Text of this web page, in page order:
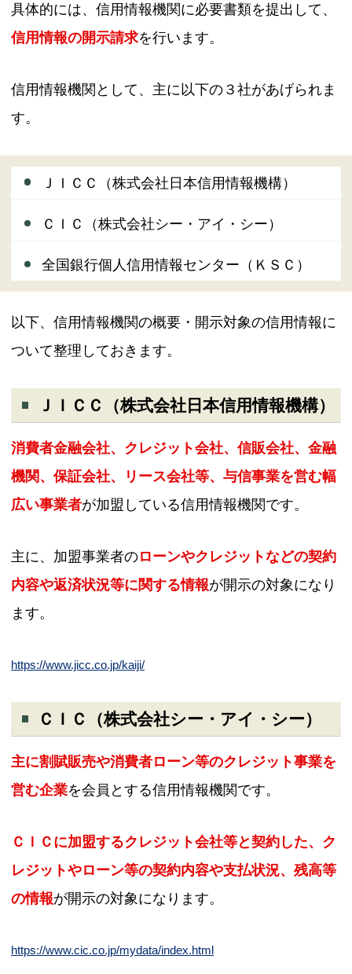
具体的には、信用情報機関に必要書類を提出して、
信用情報の開示請求を行います。
信用情報機関として、主に以下の３社があげられま
す。
ＪＩＣＣ（株式会社日本信用情報機構）
ＣＩＣ（株式会社シー・アイ・シー）
全国銀行個人信用情報センター（ＫＳＣ）
以下、信用情報機関の概要・開示対象の信用情報に
ついて整理しておきます。
ＪＩＣＣ（株式会社日本信用情報機構）
消費者金融会社、クレジット会社、信販会社、金融
機関、保証会社、リース会社等、与信事業を営む幅
広い事業者が加盟している信用情報機関です。
主に、加盟事業者のローンやクレジットなどの契約
内容や返済状況等に関する情報が開示の対象になり
ます。
https://www.jicc.co.jp/kaiji/
ＣＩＣ（株式会社シー・アイ・シー）
主に割賦販売や消費者ローン等のクレジット事業を
営む企業を会員とする信用情報機関です。
ＣＩＣに加盟するクレジット会社等と契約した、ク
レジットやローン等の契約内容や支払状況、残高等
の情報が開示の対象になります。
https://www.cic.co.jp/mydata/index.html